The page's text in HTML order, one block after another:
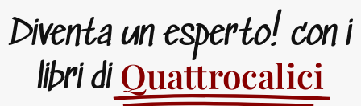
Diventa un esperto! con i
libri di Quattrocalici